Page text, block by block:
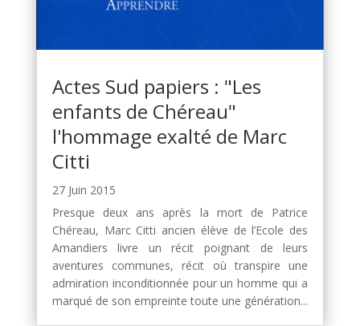
Actes Sud papiers : "Les
enfants de Chéreau"
l'hommage exalté de Marc
Citti
27 Juin 2015
Presque deux ans après la mort de Patrice
Chéreau, Marc Citti ancien élève de l’Ecole des
Amandiers livre un récit poignant de leurs
aventures communes, récit où transpire une
admiration inconditionnée pour un homme qui a
marqué de son empreinte toute une génération...